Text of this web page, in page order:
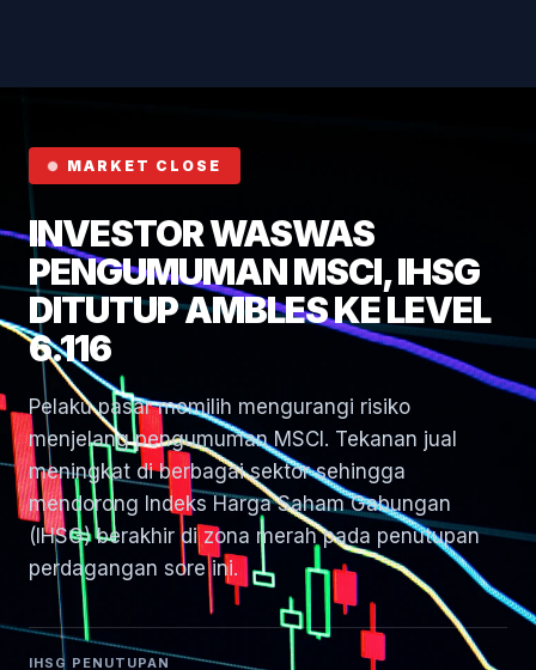
MARKET CLOSE
INVESTOR WASWAS
PENGUMUMAN MSCI, IHSG
DITUTUP AMBLES KE LEVEL
6.116
Pelaku pasar memilih mengurangi risiko
menjelang pengumuman MSCI. Tekanan jual
meningkat di berbagai sektor sehingga
mendorong Indeks Harga Saham Gabungan
(IHSG) berakhir di zona merah pada penutupan
perdagangan sore ini.
IHSG PENUTUPAN